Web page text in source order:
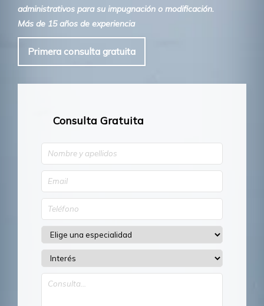
administrativos para su impugnación o modificación.
Más de 15 años de experiencia
Primera consulta gratuita
Consulta Gratuita